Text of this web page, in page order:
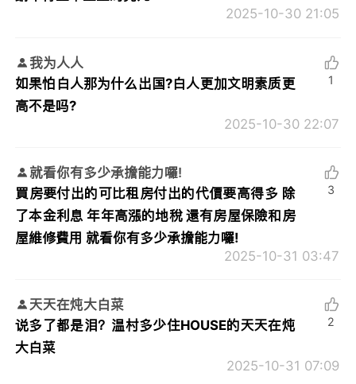
2025-10-30 21:05
我为人人
如果怕白人那为什么出国?白人更加文明素质更
高不是吗?
2025-10-30 22:07
1
就看你有多少承擔能力囉!
買房要付出的可比租房付出的代價要高得多 除
了本金利息 年年高漲的地稅 還有房屋保險和房
屋維修費用 就看你有多少承擔能力囉!
2025-10-31 03:47
3
天天在炖大白菜
说多了都是泪？温村多少住HOUSE的天天在炖
大白菜
2025-10-31 07:09
2